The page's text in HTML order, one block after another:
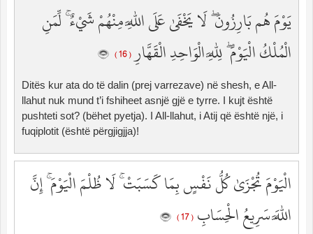
يَوْمَ هُم بَارِزُونَ ۖ لَا يَخْفَىٰ عَلَى اللَّهِ مِنْهُمْ شَيْءٌ ۚ لِّمَنِ
الْمُلْكُ الْيَوْمَ ۖ لِلَّهِ الْوَاحِدِ الْقَهَّارِ( 16 )
Ditës kur ata do të dalin (prej varrezave) në shesh, e All-
llahut nuk mund t’i fshiheet asnjë gjë e tyrre. I kujt është
pushteti sot? (bëhet pyetja). I All-llahut, i Atij që është një, i
fuqiplotit (është përgjigjja)!
الْيَوْمَ تُجْزَىٰ كُلُّ نَفْسٍ بِمَا كَسَبَتْ ۚ لَا ظُلْمَ الْيَوْمَ ۚ إِنَّ
اللَّهَ سَرِيعُ الْحِسَابِ ( 17 )